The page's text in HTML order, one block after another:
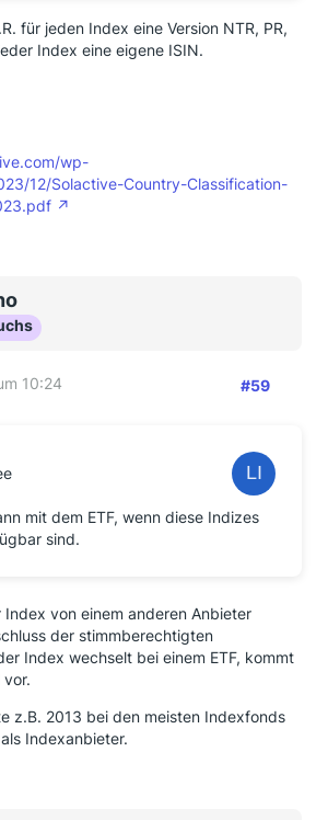
für jeden Index eine Version NTR, PR,
Index eine eigene ISIN.
wp-
12/Solactive-Country-Classification-
10:24 #59
mit dem ETF, wenn diese Indizes
sind.
Index von einem anderen Anbieter
der stimmberechtigten
Index wechselt bei einem ETF, kommt
z.B. 2013 bei den meisten Indexfonds
Indexanbieter.